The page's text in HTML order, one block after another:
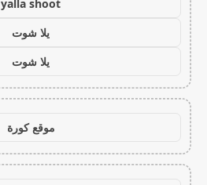
yalla shoot
يلا شوت
يلا شوت
موقع كورة